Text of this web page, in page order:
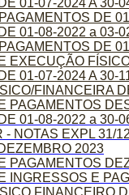
DE
01-08-2022 a 03-
DE
EXECUÇÃO
01-07-2024 A 30-
FINANCEIRA
PAGAMENTOS
01-08-2022 a 30-
- NOTAS EXPL 31/
2023
PAGAMENTOS
INGRESSOS E
FINANCEIRO